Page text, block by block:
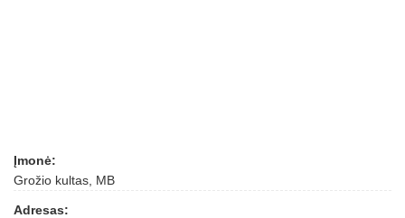
Įmonė:
Grožio kultas, MB
Adresas: